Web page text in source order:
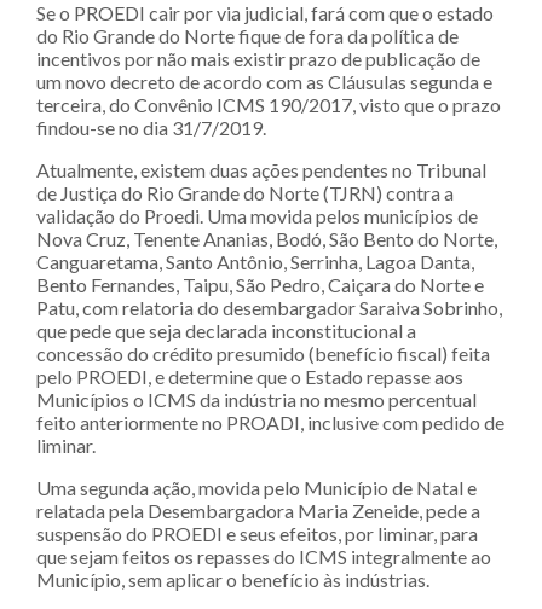
Se o PROEDI cair por via judicial, fará com que o estado
do Rio Grande do Norte fique de fora da política de
incentivos por não mais existir prazo de publicação de
um novo decreto de acordo com as Cláusulas segunda e
terceira, do Convênio ICMS 190/2017, visto que o prazo
findou-se no dia 31/7/2019.
Atualmente, existem duas ações pendentes no Tribunal
de Justiça do Rio Grande do Norte (TJRN) contra a
validação do Proedi. Uma movida pelos municípios de
Nova Cruz, Tenente Ananias, Bodó, São Bento do Norte,
Canguaretama, Santo Antônio, Serrinha, Lagoa Danta,
Bento Fernandes, Taipu, São Pedro, Caiçara do Norte e
Patu, com relatoria do desembargador Saraiva Sobrinho,
que pede que seja declarada inconstitucional a
concessão do crédito presumido (benefício fiscal) feita
pelo PROEDI, e determine que o Estado repasse aos
Municípios o ICMS da indústria no mesmo percentual
feito anteriormente no PROADI, inclusive com pedido de
liminar.
Uma segunda ação, movida pelo Município de Natal e
relatada pela Desembargadora Maria Zeneide, pede a
suspensão do PROEDI e seus efeitos, por liminar, para
que sejam feitos os repasses do ICMS integralmente ao
Município, sem aplicar o benefício às indústrias.